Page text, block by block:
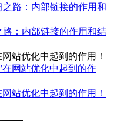
路：内部链接的作用和结
站优化中起到的作用！
站优化中起到的作用！